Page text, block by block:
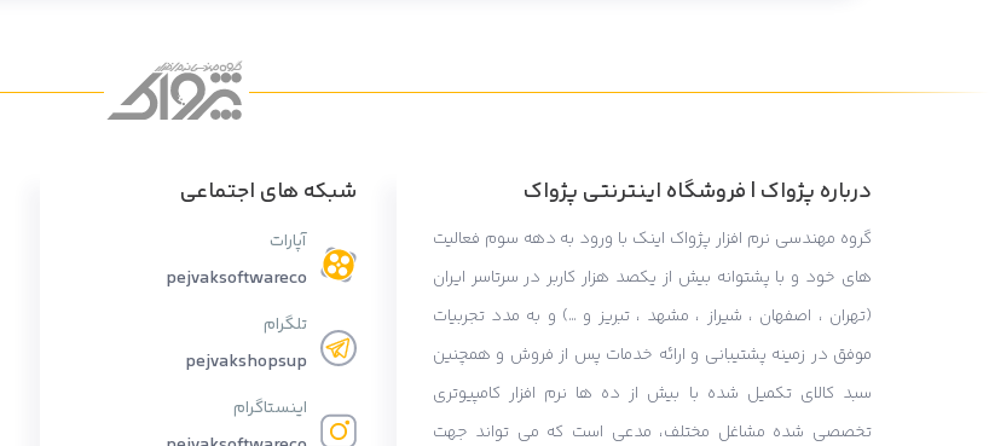
درباره پژواک | فروشگاه اینترنتی پژواک
گروه مهندسی نرم افزار پژواک اینک با ورود به دهه سوم فعالیت
های خود و با پشتوانه بیش از یکصد هزار کاربر در سرتاسر ایران
(تهران ، اصفهان ، شیراز ، مشهد ، تبریز و …) و به مدد تجربیات
موفق در زمینه پشتیبانی و ارائه خدمات پس از فروش و همچنین
سبد کالای تکمیل شده با بیش از ده ها نرم افزار کامپیوتری
تخصصی شده مشاغل مختلف، مدعی است که می تواند جهت
شبکه های اجتماعی
آپارات
pejvaksoftwareco
تلگرام
pejvakshopsup
اینستاگرام